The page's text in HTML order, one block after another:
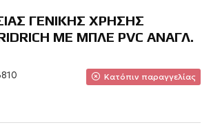
ΓΕΝΙΚΗΣ ΧΡΗΣΗΣ
ΜΕ ΜΠΛΕ PVC ΑΝΑΓΛ.
Κατόπιν παραγγελίας